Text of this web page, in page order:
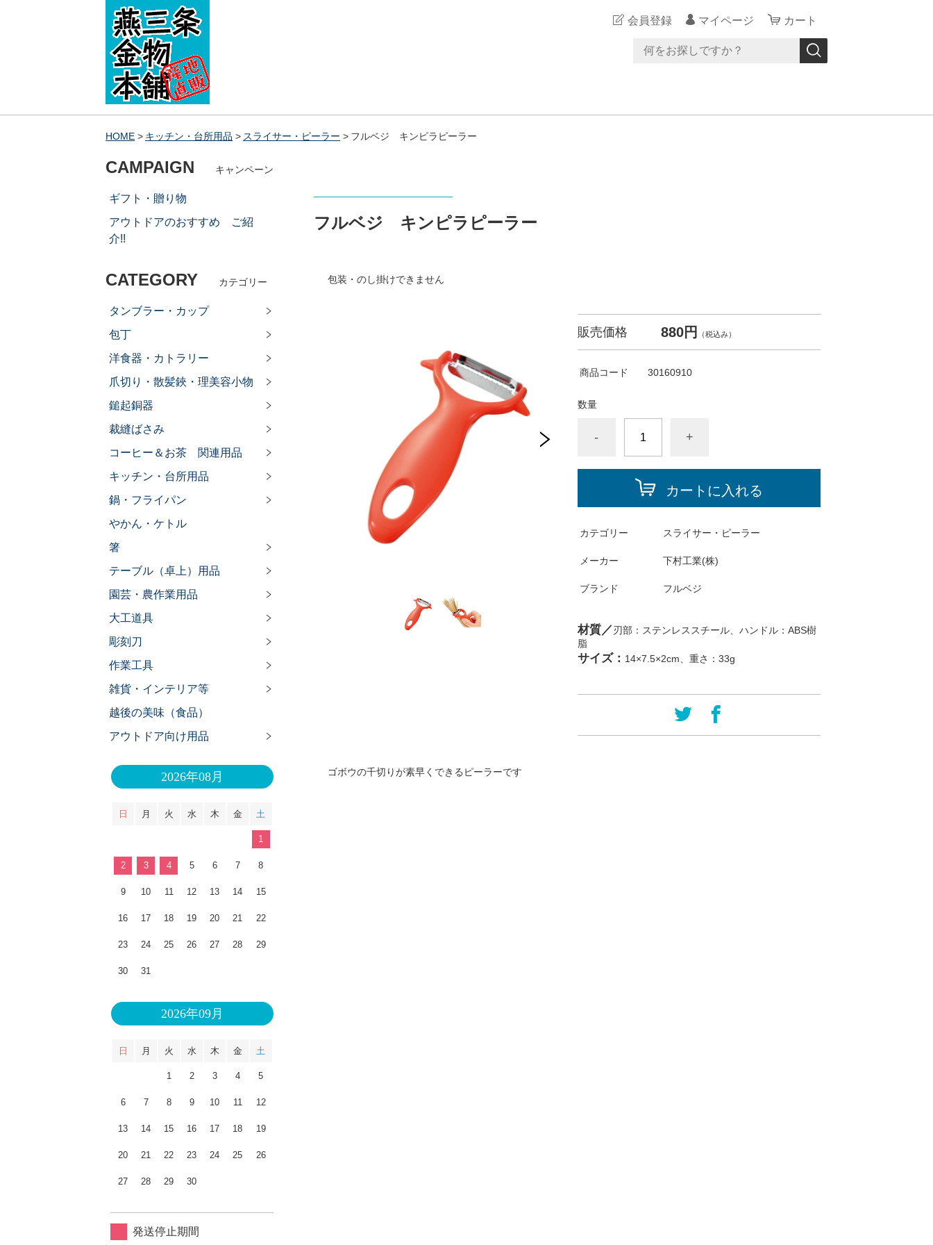
会員登録 マイページ カート
HOME キッチン・台所用品 スライサー・ピーラー フルベジ キンピラピーラー
フルベジ キンピラピーラー
包装・のし掛けできません
販売価格 880円 （税込み）
商品コード 30160910
数量
- +
カートに入れる
カテゴリー スライサー・ピーラー
メーカー 下村工業(株)
ブランド フルベジ
材質／刃部：ステンレススチール、ハンドル：ABS樹
脂
サイズ： 14×7.5×2cm、重さ：33g
ゴボウの千切りが素早くできるピーラーです
CAMPAIGN キャンペーン
ギフト・贈り物
アウトドアのおすすめ ご紹
介!!
CATEGORY カテゴリー
タンブラー・カップ
包丁
洋食器・カトラリー
爪切り・散髪鋏・理美容小物
鎚起銅器
裁縫ばさみ
コーヒー＆お茶 関連用品
キッチン・台所用品
鍋・フライパン
やかん・ケトル
箸
テーブル（卓上）用品
園芸・農作業用品
大工道具
彫刻刀
作業工具
雑貨・インテリア等
越後の美味（食品）
アウトドア向け用品
2026年08月
日 月 火 水 木 金 土
1
2 3 4 5 6 7 8
9 10 11 12 13 14 15
16 17 18 19 20 21 22
23 24 25 26 27 28 29
30 31
2026年09月
日 月 火 水 木 金 土
1 2 3 4 5
6 7 8 9 10 11 12
13 14 15 16 17 18 19
20 21 22 23 24 25 26
27 28 29 30
発送停止期間